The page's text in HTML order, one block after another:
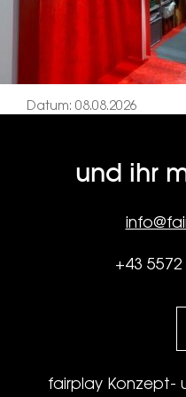
Datum: 08.08.2026
und ihr
+43
fairplay Konzept-